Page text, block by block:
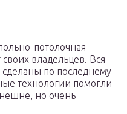
потолочная
владельцев. Вся
по последнему
технологии помогли
но очень